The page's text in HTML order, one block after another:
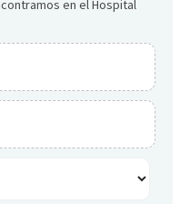
en el Hospital